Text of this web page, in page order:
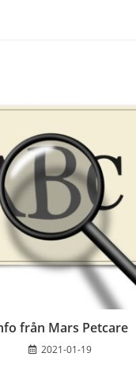
från Mars Petcare
2021-01-19